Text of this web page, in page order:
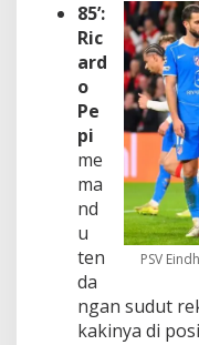
PSV
85’:
Ric
ard
o
Pe
pi
me
ma
nd
u
ten
da
ngan sudut
kakinya di